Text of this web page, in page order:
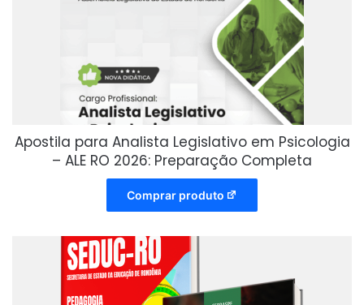
Apostila para Analista Legislativo em Psicologia
– ALE RO 2026: Preparação Completa
Comprar produto